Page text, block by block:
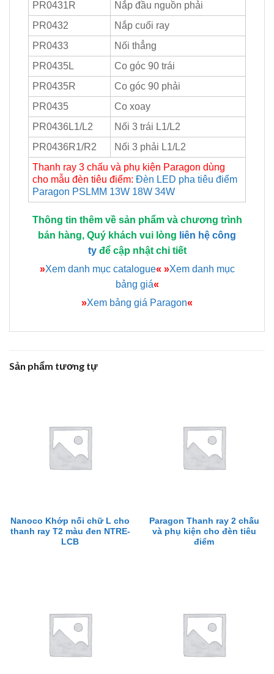
PR0431R
Nắp đầu nguồn phải
PR0432
Nắp cuối ray
PR0433
Nối thẳng
PR0435L
Co góc 90 trái
PR0435R
Co góc 90 phải
PR0435
Co xoay
PR0436L1/L2
Nối 3 trái L1/L2
PR0436R1/R2
Nối 3 phải L1/L2
Thanh ray 3 chấu và phụ kiện Paragon dùng
cho mẫu đèn tiêu điểm: Đèn LED pha tiêu điểm
Paragon PSLMM 13W 18W 34W
Thông tin thêm về sản phẩm và chương trình
bán hàng, Quý khách vui lòng liên hệ công
tyđể cập nhật chi tiết
»Xem danh mục catalogue« »Xem danh mục
bảng giá«
»Xem bảng giá Paragon«
Sản phẩm tương tự
Nanoco Khớp nối chữ L cho
thanh ray T2 màu đen NTRE-
LCB
Paragon Thanh ray 2 chấu
và phụ kiện cho đèn tiêu
điểm